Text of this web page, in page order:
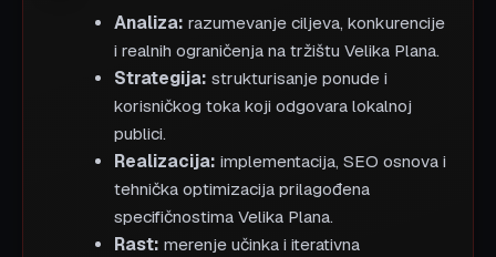
Analiza: razumevanje ciljeva, konkurencije
i realnih ograničenja na tržištu Velika Plana.
Strategija: strukturisanje ponude i
korisničkog toka koji odgovara lokalnoj
publici.
Realizacija: implementacija, SEO osnova i
tehnička optimizacija prilagođena
specifičnostima Velika Plana.
Rast: merenje učinka i iterativna